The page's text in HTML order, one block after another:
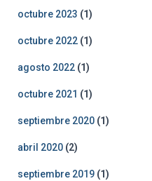
octubre 2023 (1)
octubre 2022 (1)
agosto 2022 (1)
octubre 2021 (1)
septiembre 2020 (1)
abril 2020 (2)
septiembre 2019 (1)